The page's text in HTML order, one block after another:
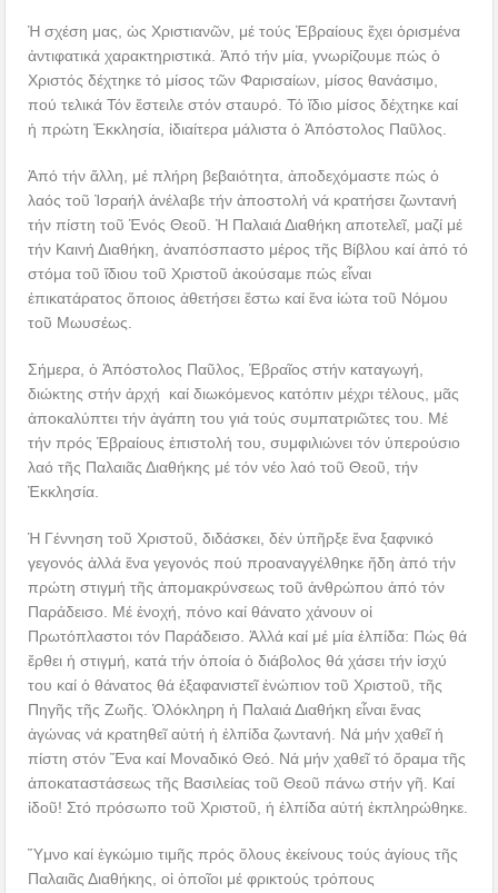
Ἡ σχέση μας, ὡς Χριστιανῶν, μέ τούς Ἑβραίους ἔχει ὁρισμένα
ἀντιφατικά χαρακτηριστικά. Ἀπό τήν μία, γνωρίζουμε πώς ὁ
Χριστός δέχτηκε τό μίσος τῶν Φαρισαίων, μίσος θανάσιμο,
πού τελικά Τόν ἔστειλε στόν σταυρό. Τό ἴδιο μίσος δέχτηκε καί
ἡ πρώτη Ἐκκλησία, ἰδιαίτερα μάλιστα ὁ Ἀπόστολος Παῦλος.
Ἀπό τήν ἄλλη, μέ πλήρη βεβαιότητα, ἀποδεχόμαστε πώς ὁ
λαός τοῦ Ἰσραήλ ἀνέλαβε τήν ἀποστολή νά κρατήσει ζωντανή
τήν πίστη τοῦ Ἑνός Θεοῦ. Ἡ Παλαιά Διαθήκη αποτελεῖ, μαζί μέ
τήν Καινή Διαθήκη, ἀναπόσπαστο μέρος τῆς Βίβλου καί ἀπό τό
στόμα τοῦ ἴδιου τοῦ Χριστοῦ ἀκούσαμε πώς εἶναι
ἐπικατάρατος ὅποιος ἀθετήσει ἔστω καί ἕνα ἰώτα τοῦ Νόμου
τοῦ Μωυσέως.
Σήμερα, ὁ Ἀπόστολος Παῦλος, Ἑβραῖος στήν καταγωγή,
διώκτης στήν ἀρχή καί διωκόμενος κατόπιν μέχρι τέλους, μᾶς
ἀποκαλύπτει τήν ἀγάπη του γιά τούς συμπατριῶτες του. Μέ
τήν πρός Ἑβραίους ἐπιστολή του, συμφιλιώνει τόν ὑπερούσιο
λαό τῆς Παλαιᾶς Διαθήκης μέ τόν νέο λαό τοῦ Θεοῦ, τήν
Ἐκκλησία.
Ἡ Γέννηση τοῦ Χριστοῦ, διδάσκει, δέν ὑπῆρξε ἕνα ξαφνικό
γεγονός ἀλλά ἕνα γεγονός πού προαναγγέλθηκε ἤδη ἀπό τήν
πρώτη στιγμή τῆς ἀπομακρύνσεως τοῦ ἀνθρώπου ἀπό τόν
Παράδεισο. Μέ ἐνοχή, πόνο καί θάνατο χάνουν οἱ
Πρωτόπλαστοι τόν Παράδεισο. Ἀλλά καί μέ μία ἐλπίδα: Πώς θά
ἔρθει ἡ στιγμή, κατά τήν ὁποία ὁ διάβολος θά χάσει τήν ἰσχύ
του καί ὁ θάνατος θά ἐξαφανιστεῖ ἐνώπιον τοῦ Χριστοῦ, τῆς
Πηγῆς τῆς Ζωῆς. Ὁλόκληρη ἡ Παλαιά Διαθήκη εἶναι ἕνας
ἀγώνας νά κρατηθεῖ αὐτή ἡ ἐλπίδα ζωντανή. Νά μήν χαθεῖ ἡ
πίστη στόν Ἕνα καί Μοναδικό Θεό. Νά μήν χαθεῖ τό ὄραμα τῆς
ἀποκαταστάσεως τῆς Βασιλείας τοῦ Θεοῦ πάνω στήν γῆ. Καί
ἰδοῦ! Στό πρόσωπο τοῦ Χριστοῦ, ἡ ἐλπίδα αὐτή ἐκπληρώθηκε.
Ὕμνο καί ἐγκώμιο τιμῆς πρός ὅλους ἐκείνους τούς ἁγίους τῆς
Παλαιᾶς Διαθήκης, οἱ ὁποῖοι μέ φρικτούς τρόπους